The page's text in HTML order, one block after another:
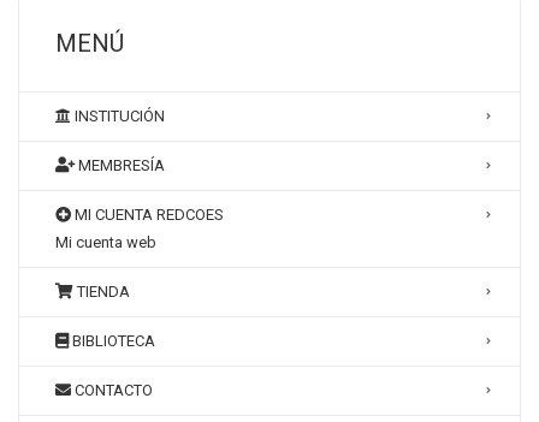
MENÚ
INSTITUCIÓN
MEMBRESÍA
MI CUENTA REDCOES
Mi cuenta web
TIENDA
BIBLIOTECA
CONTACTO